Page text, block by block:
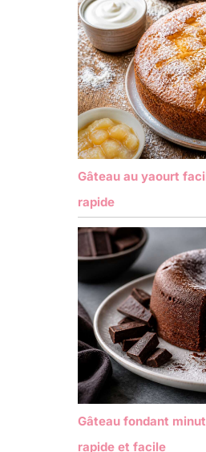
Gâteau au yaourt
rapide
Gâteau fondant
rapide et facile